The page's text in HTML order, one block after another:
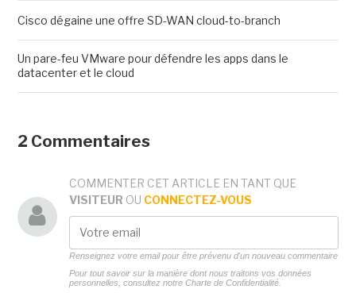
Cisco dégaine une offre SD-WAN cloud-to-branch
Un pare-feu VMware pour défendre les apps dans le
datacenter et le cloud
2 Commentaires
COMMENTER CET ARTICLE EN TANT QUE
VISITEUR OU CONNECTEZ-VOUS
Renseignez votre email pour être prévenu d'un nouveau commentaire
Pour tout savoir sur la manière dont nous traitons vos données
personnelles, consultez notre Charte de Confidentialité.